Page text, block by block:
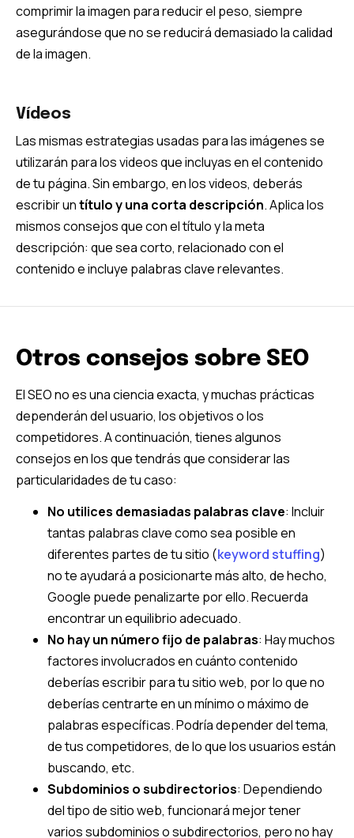
comprimir la imagen para reducir el peso, siempre
asegurándose que no se reducirá demasiado la calidad
de la imagen.
Vídeos
Las mismas estrategias usadas para las imágenes se
utilizarán para los videos que incluyas en el contenido
de tu página. Sin embargo, en los videos, deberás
escribir untítulo y una corta descripción. Aplica los
mismos consejos que con el título y la meta
descripción: que sea corto, relacionado con el
contenido e incluye palabras clave relevantes.
Otros consejos sobre SEO
El SEO no es una ciencia exacta, y muchas prácticas
dependerán del usuario, los objetivos o los
competidores. A continuación, tienes algunos
consejos en los que tendrás que considerar las
particularidades de tu caso:
No utilices demasiadas palabras clave: Incluir
tantas palabras clave como sea posible en
diferentes partes de tu sitio (keyword stuffing)
no te ayudará a posicionarte más alto, de hecho,
Google puede penalizarte por ello. Recuerda
encontrar un equilibrio adecuado.
No hay un número fijo de palabras: Hay muchos
factores involucrados en cuánto contenido
deberías escribir para tu sitio web, por lo que no
deberías centrarte en un mínimo o máximo de
palabras específicas. Podría depender del tema,
de tus competidores, de lo que los usuarios están
buscando, etc.
Subdominios o subdirectorios: Dependiendo
del tipo de sitio web, funcionará mejor tener
varios subdominios o subdirectorios, pero no hay